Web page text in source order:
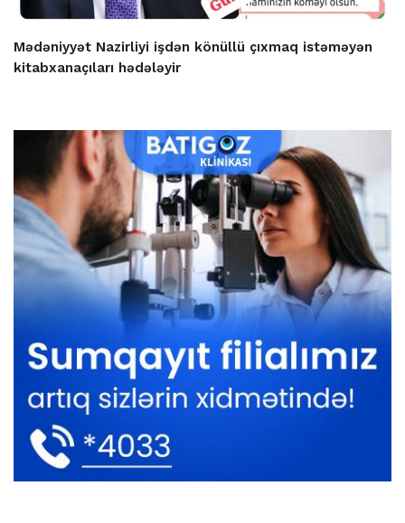
Mədəniyyət Nazirliyi işdən könüllü çıxmaq istəməyən
kitabxanaçıları hədələyir